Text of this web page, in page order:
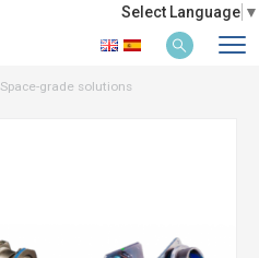
Select Language ▼
Space-grade solutions